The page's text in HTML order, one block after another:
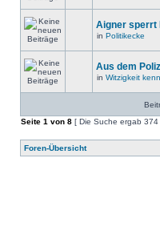
Aigner sperrt
in Politikecke
Aus dem
in Witzigkeit
Seite 1 von 8 [ Die Suche ergab 374
Foren-Übersicht